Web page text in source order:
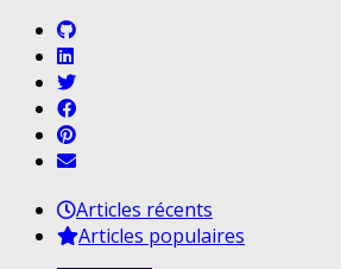
Articles récents
Articles populaires